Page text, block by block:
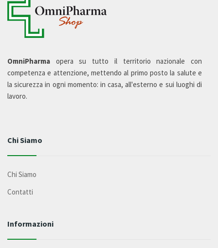
OmniPharma opera su tutto il territorio nazionale con
competenza e attenzione, mettendo al primo posto la salute e
la sicurezza in ogni momento: in casa, all'esterno e sui luoghi di
lavoro.
Chi Siamo
Chi Siamo
Contatti
Informazioni